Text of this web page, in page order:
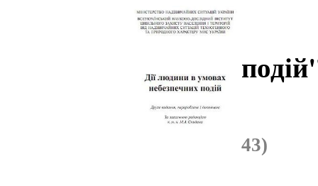
43)